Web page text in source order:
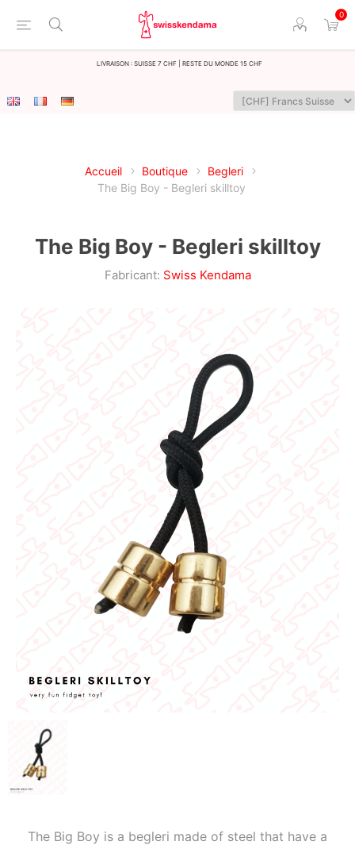
0
LIvraison : Suisse 7 CHF | Reste du monde 15 CHF
Accueil Boutique
Begleri
The Big Boy - Begleri skilltoy
The Big Boy - Begleri skilltoy
Fabricant: Swiss Kendama
The Big Boy is a begleri made of steel that have a